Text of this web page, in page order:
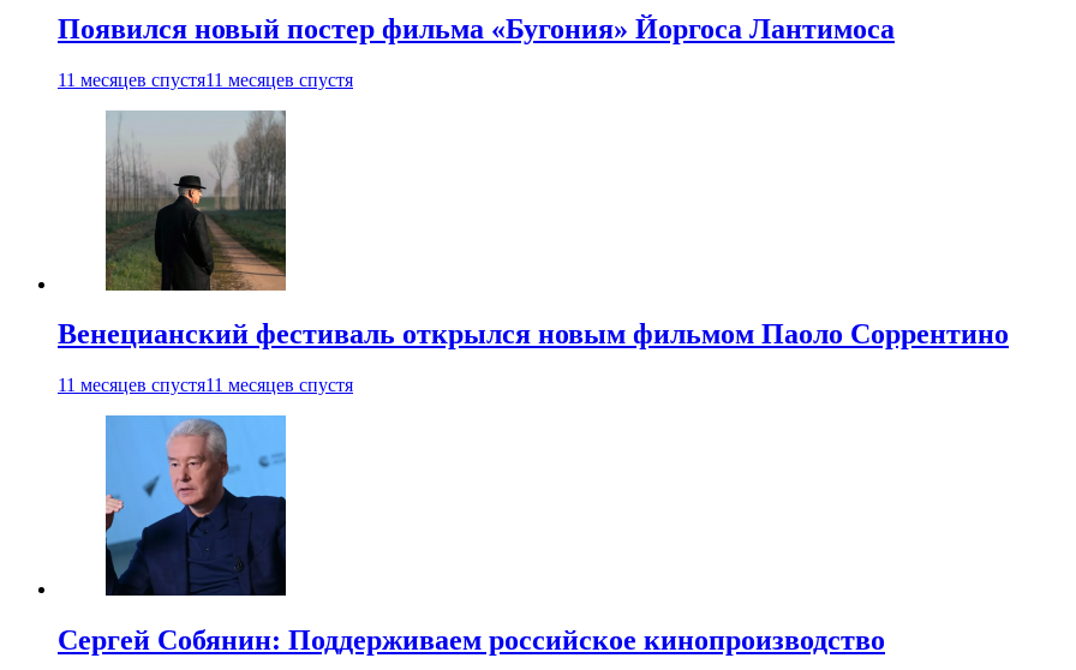
Появился новый постер фильма «Бугония» Йоргоса Лантимоса
11 месяцев спустя11 месяцев спустя
Венецианский фестиваль открылся новым фильмом Паоло Соррентино
11 месяцев спустя11 месяцев спустя
Сергей Собянин: Поддерживаем российское кинопроизводство